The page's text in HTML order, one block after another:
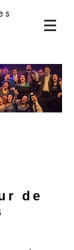
de